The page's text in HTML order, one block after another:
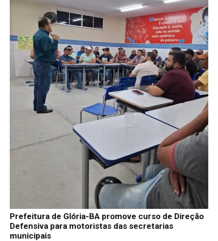
Prefeitura de Glória-BA promove curso de Direção
Defensiva para motoristas das secretarias
municipais